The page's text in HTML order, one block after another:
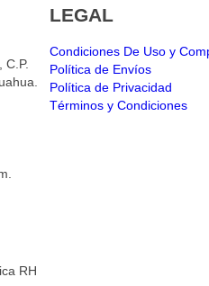
C.P.
LEGAL
Condiciones De Uso y
Política de Envíos
Política de Privacidad
Términos y Condiciones
RH